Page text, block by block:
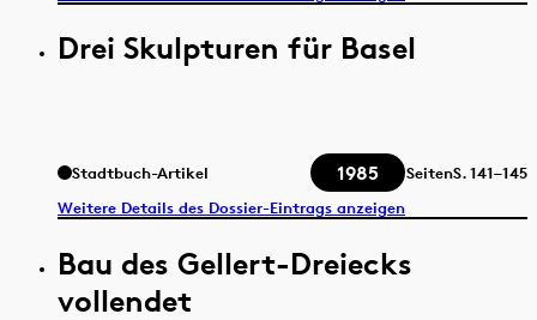
Drei Skulpturen für Basel
Stadtbuch-Artikel 1985 SeitenS.141–145
Weitere Details des Dossier-Eintrags anzeigen
Bau des Gellert-Dreiecks
vollendet